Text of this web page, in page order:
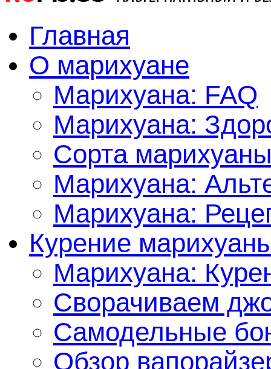
Главная
О марихуане
Марихуана: FAQ
Марихуана:
Сорта
Марихуана:
Марихуана:
Курение
Марихуана:
Сворачиваем
Самодельные
Обзор